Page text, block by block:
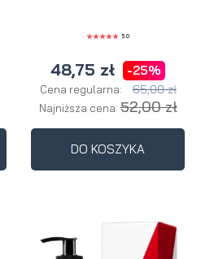
5.0
48,75 zł -25%
Cena regularna: 65,00 zł
Najniższa cena:52,00 zł
DO KOSZYKA